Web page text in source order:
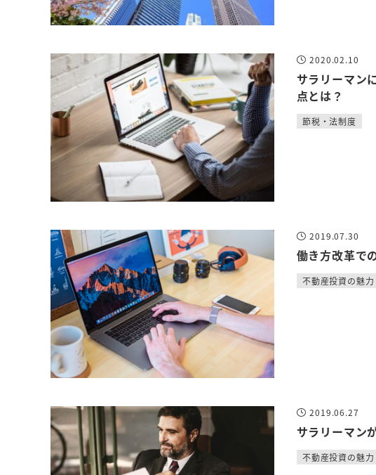
2020.02.10
サラリーマン
点とは？
節税・法制度
2019.07.30
働き方改革で
不動産投資の魅
2019.06.27
サラリーマン
不動産投資の魅